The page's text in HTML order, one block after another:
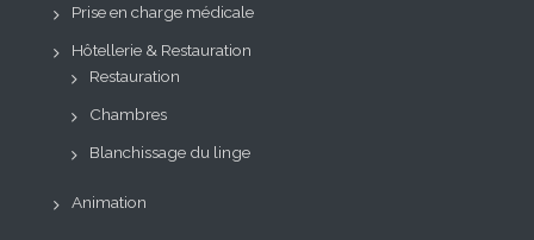
Prise en charge médicale
Hôtellerie & Restauration
Restauration
Chambres
Blanchissage du linge
Animation